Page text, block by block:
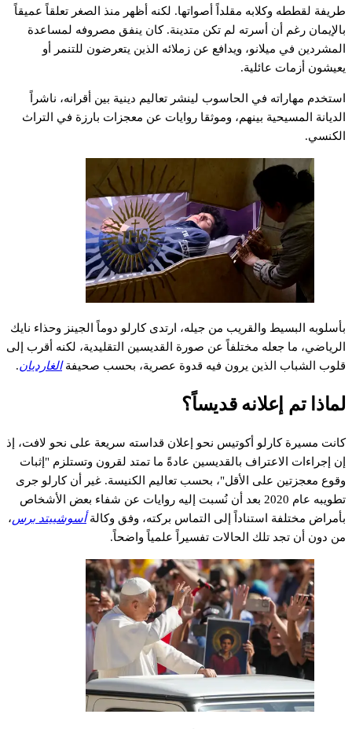
طريفة لقططه وكلابه مقلداً أصواتها. لكنه أظهر منذ الصغر تعلقاً عميقاً
بالإيمان رغم أن أسرته لم تكن متدينة. كان ينفق مصروفه لمساعدة
المشردين في ميلانو، ويدافع عن زملائه الذين يتعرضون للتنمر أو
يعيشون أزمات عائلية.
استخدم مهاراته في الحاسوب لينشر تعاليم دينية بين أقرانه، ناشراً
الديانة المسيحية بينهم، وموثقا روايات عن معجزات بارزة في التراث
الكنسي.
بأسلوبه البسيط والقريب من جيله، ارتدى كارلو دوماً الجينز وحذاء نايك
الرياضي، ما جعله مختلفاً عن صورة القديسين التقليدية، لكنه أقرب إلى
قلوب الشباب الذين يرون فيه قدوة عصرية، بحسب صحيفةالغارديان.
لماذا تم إعلانه قديساً؟
كانت مسيرة كارلو أكوتيس نحو إعلان قداسته سريعة على نحو لافت، إذ
إن إجراءات الاعتراف بالقديسين عادةً ما تمتد لقرون وتستلزم "إثبات
وقوع معجزتين على الأقل"، بحسب تعاليم الكنيسة. غير أن كارلو جرى
تطويبه عام 2020 بعد أن نُسبت إليه روايات عن شفاء بعض الأشخاص
بأمراض مختلفة استناداً إلى التماس بركته، وفق وكالةأسوشييتد برس،
من دون أن تجد تلك الحالات تفسيراً علمياً واضحاً.